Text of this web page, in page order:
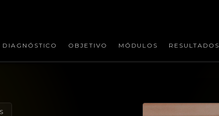
DIAGNÓSTICO OBJETIVO MÓDULOS RESULTADOS